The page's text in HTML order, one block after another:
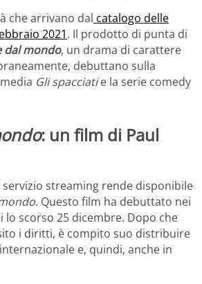
che arrivano dal catalogo delle
2021. Il prodotto di punta di
dal mondo, un drama di carattere
debuttano sulla
Gli spacciatie la serie comedy
: un film di Paul
servizio streaming rende disponibile
. Questo film ha debuttato nei
lo scorso 25 dicembre. Dopo che
i diritti, è compito suo distribuire
e, quindi, anche in